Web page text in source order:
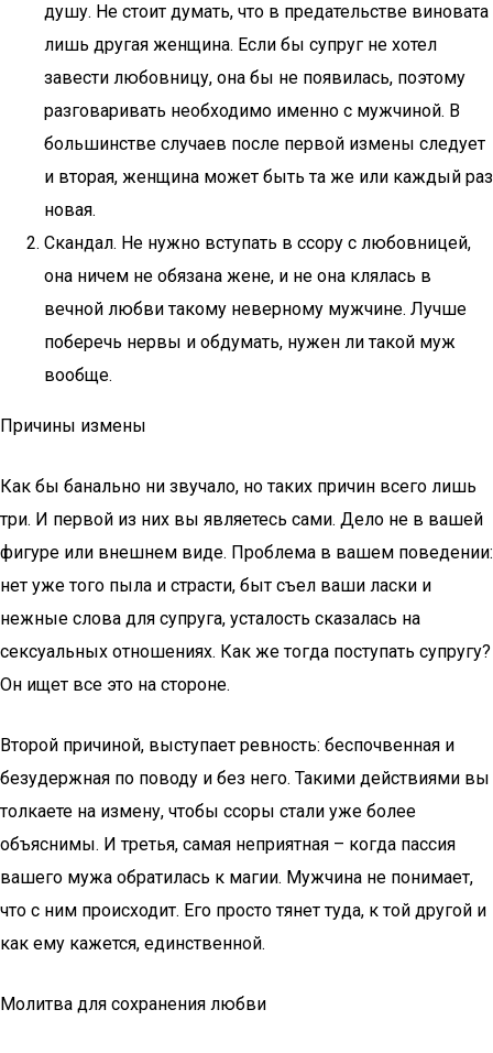
душу. Не стоит думать, что в предательстве виновата
лишь другая женщина. Если бы супруг не хотел
завести любовницу, она бы не появилась, поэтому
разговаривать необходимо именно с мужчиной. В
большинстве случаев после первой измены следует
и вторая, женщина может быть та же или каждый раз
новая.
Скандал. Не нужно вступать в ссору с любовницей,
она ничем не обязана жене, и не она клялась в
вечной любви такому неверному мужчине. Лучше
поберечь нервы и обдумать, нужен ли такой муж
вообще.
Причины измены
Как бы банально ни звучало, но таких причин всего лишь
три. И первой из них вы являетесь сами. Дело не в вашей
фигуре или внешнем виде. Проблема в вашем поведении:
нет уже того пыла и страсти, быт съел ваши ласки и
нежные слова для супруга, усталость сказалась на
сексуальных отношениях. Как же тогда поступать супругу?
Он ищет все это на стороне.
Второй причиной, выступает ревность: беспочвенная и
безудержная по поводу и без него. Такими действиями вы
толкаете на измену, чтобы ссоры стали уже более
объяснимы. И третья, самая неприятная – когда пассия
вашего мужа обратилась к магии. Мужчина не понимает,
что с ним происходит. Его просто тянет туда, к той другой и
как ему кажется, единственной.
Молитва для сохранения любви